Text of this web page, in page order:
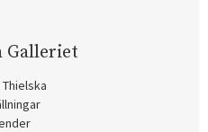
Galleriet